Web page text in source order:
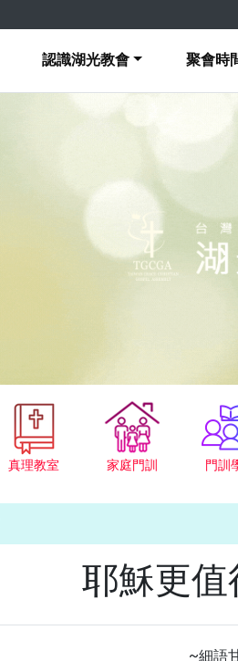
認識湖光教會 聚會時
真理教室 家庭門訓 門訓
耶穌更值
~細語